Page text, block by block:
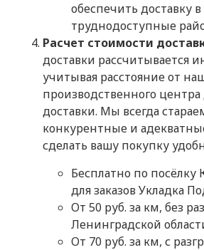
обеспечить доставку
труднодоступные
Расчет стоимости
доставки рассчитывается
учитывая расстояние от
производственного
доставки. Мы всегда
конкурентные и
сделать вашу покупку
Бесплатно по посёлку
для заказов Укладка
От 50 руб. за км, без
Ленинградской
От 70 руб. за км, с